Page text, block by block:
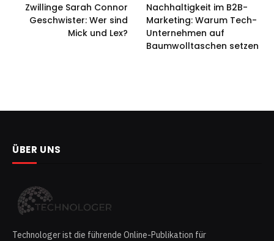
Zwillinge Sarah Connor
Geschwister: Wer sind
Mick und Lex?
Nachhaltigkeit im B2B-
Marketing: Warum Tech-
Unternehmen auf
Baumwolltaschen setzen
ÜBER UNS
Technologer ist die führende Online-Publikation für